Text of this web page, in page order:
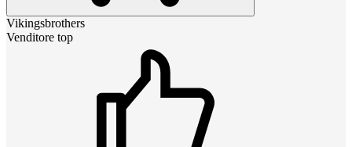
Vikingsbrothers
Venditore top